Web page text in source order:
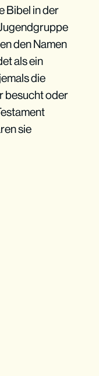
Bibel in der
den Namen
als ein
die
besucht oder
sie